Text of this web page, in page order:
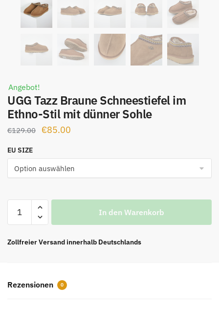
Angebot!
UGG Tazz Braune Schneestiefel im
Ethno-Stil mit dünner Sohle
€129.00
Ursprünglicher
€129.00
€85.00
€85.00.
EU SIZE
Tazz
Schneestiefel
mit
In den Warenkorb
Zollfreier Versand innerhalb Deutschlands
Rezensionen 0